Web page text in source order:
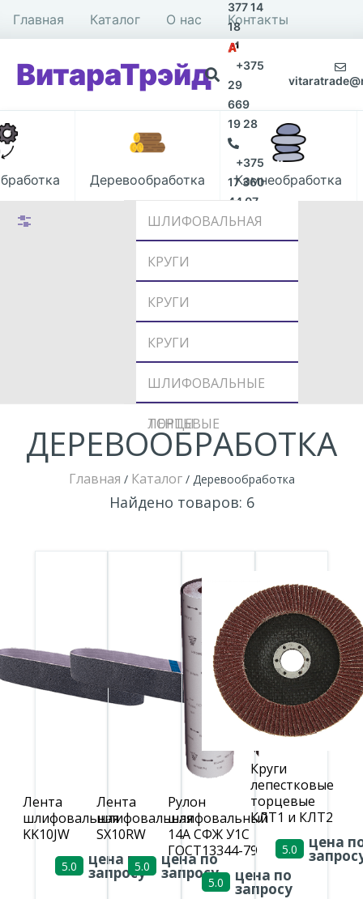
Главная Каталог О нас Контакты
ВитараТрэйд
377 14
18
+375
29
669
19 28
+375
17 360
44 07
Деревообработка Камнеобработка
ШЛИФОВАЛЬНАЯ
ШКУРКА В
РУЛОНАХ НА
ТКАНЕВОЙ
ОСНОВЕ
КРУГИ
ЛЕПЕСТКОВЫЕ
С ОПРАВКОЙ
КРУГИ
ЛЕПЕСТКОВЫЕ
СО СТУПИЦЕЙ
КРУГИ
ЛЕПЕСТКОВЫЕ
ТОРЦЕВЫЕ
ШЛИФОВАЛЬНЫЕ
ЛЕНТЫ
ДЕРЕВООБРАБОТКА
Главная / Каталог/ Деревообработка
Найдено товаров: 6
Лента
шлифовальная
KK10JW
5.0 цена по
запросу
Лента
шлифовальная
SX10RW
5.0 цена по
запросу
Рулон
шлифовальный
14А СФЖ У1С
ГОСТ13344-79
5.0 цена по
запросу
Круги
лепестковые
торцевые
КЛТ1 и КЛТ2
5.0 цена